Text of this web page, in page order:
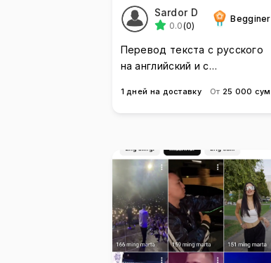
Sardor D
0.0(0)
Begginer
Перевод текста с русского
на английский и с
1 дней на доставку От 25 000 сум